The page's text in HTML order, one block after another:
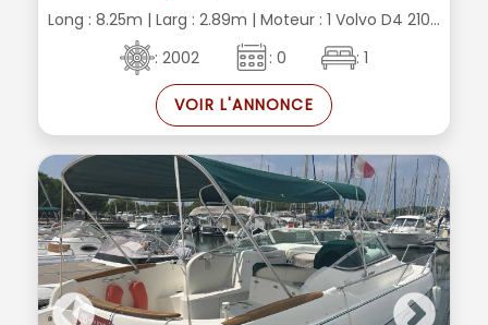
Long : 8.25m | Larg : 2.89m | Moteur : 1 Volvo D4 210...
: 2002
: 0 : 1
VOIR L'ANNONCE